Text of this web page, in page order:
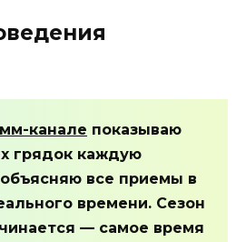
канале показываю
грядок каждую
все приемы в
времени. Сезон
— самое время